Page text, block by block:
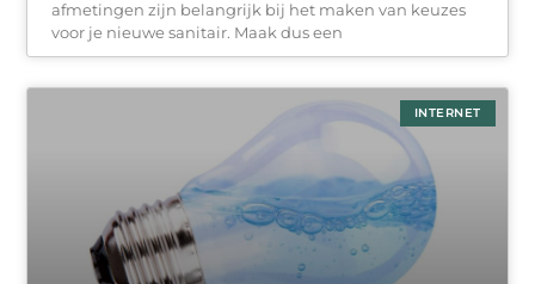
afmetingen zijn belangrijk bij het maken van keuzes
voor je nieuwe sanitair. Maak dus een
INTERNET